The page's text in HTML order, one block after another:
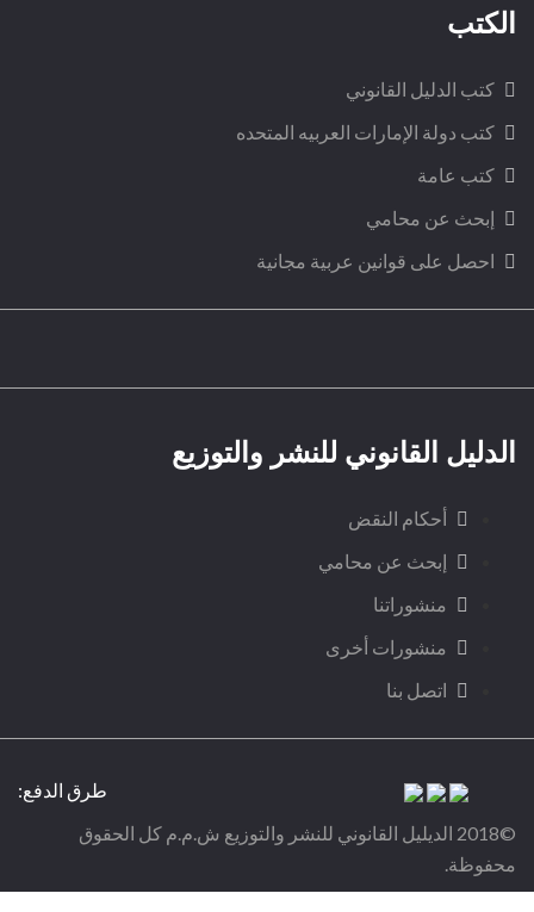
الكتب
كتب الدليل القانوني
كتب دولة الإمارات العربيه المتحده
كتب عامة
إبحث عن محامي
احصل على قوانين عربية مجانية
الدليل القانوني للنشر والتوزيع
أحكام النقض
إبحث عن محامي
منشوراتنا
منشورات أخرى
اتصل بنا
طرق الدفع:
©2018 الديليل القانوني للنشر والتوزيع ش.م.م كل الحقوق
محفوظة.